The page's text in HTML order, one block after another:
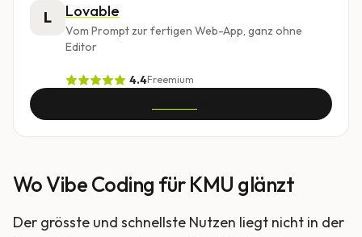
L Lovable
Vom Prompt zur fertigen Web-App, ganz ohne
Editor
4.4Freemium
Wo Vibe Coding für KMU glänzt
Der grösste und schnellste Nutzen liegt nicht in der